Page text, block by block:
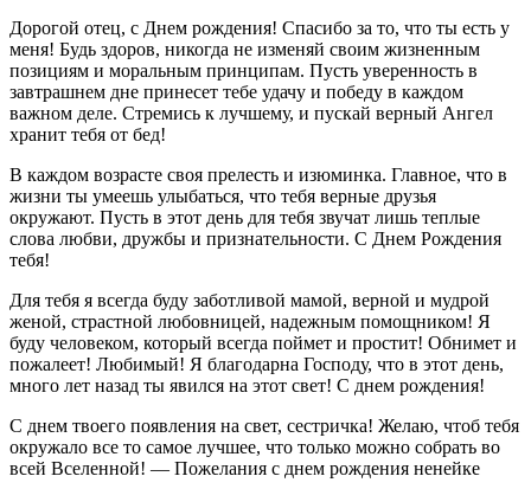
Дорогой отец, с Днем рождения! Спасибо за то, что ты есть у
меня! Будь здоров, никогда не изменяй своим жизненным
позициям и моральным принципам. Пусть уверенность в
завтрашнем дне принесет тебе удачу и победу в каждом
важном деле. Стремись к лучшему, и пускай верный Ангел
хранит тебя от бед!
В каждом возрасте своя прелесть и изюминка. Главное, что в
жизни ты умеешь улыбаться, что тебя верные друзья
окружают. Пусть в этот день для тебя звучат лишь теплые
слова любви, дружбы и признательности. С Днем Рождения
тебя!
Для тебя я всегда буду заботливой мамой, верной и мудрой
женой, страстной любовницей, надежным помощником! Я
буду человеком, который всегда поймет и простит! Обнимет и
пожалеет! Любимый! Я благодарна Господу, что в этот день,
много лет назад ты явился на этот свет! С днем рождения!
С днем твоего появления на свет, сестричка! Желаю, чтоб тебя
окружало все то самое лучшее, что только можно собрать во
всей Вселенной! — Пожелания с днем рождения ненейке